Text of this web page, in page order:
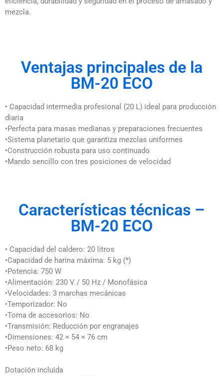
mezcla.
Ventajas principales de la
BM-20 ECO
• Capacidad intermedia profesional (20 L) ideal para producción
diaria
•Perfecta para masas medianas y preparaciones frecuentes
•Sistema planetario que garantiza mezclas uniformes
•Construcción robusta para uso continuado
•Mando sencillo con tres posiciones de velocidad
Características técnicas –
BM-20 ECO
• Capacidad del caldero: 20 litros
•Capacidad de harina máxima: 5 kg (*)
•Potencia: 750 W
•Alimentación: 230 V / 50 Hz / Monofásica
•Velocidades: 3 marchas mecánicas
•Temporizador: No
•Toma de accesorios: No
•Transmisión: Reducción por engranajes
•Dimensiones: 42 × 54 × 76 cm
•Peso neto: 68 kg
Dotación incluida